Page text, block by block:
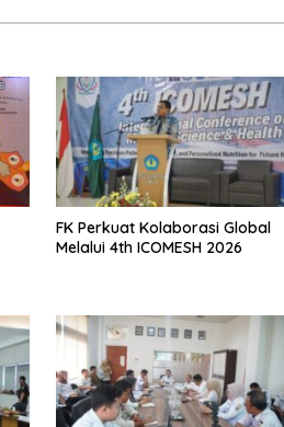
FK Perkuat Kolaborasi Global
Melalui 4th ICOMESH 2026